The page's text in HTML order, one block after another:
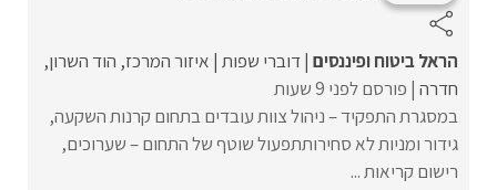
הראל ביטוח ופיננסים דוברי שפות איזור המרכז הוד השרון
חדרה פורסם לפני 9 שעות
במסגרת התפקיד – ניהול צוות עובדים בתחום קרנות השקעה,
גידור ומניות לא סחירותתפעול שוטף של התחום – שערוכים,
רישום קריאות ...